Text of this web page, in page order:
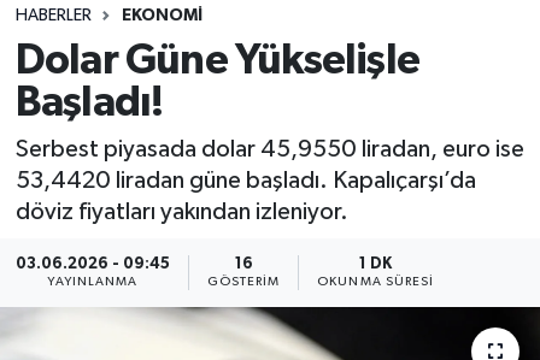
HABERLER EKONOMI
Dolar Güne Yükselişle
Başladı!
Serbest piyasada dolar 45,9550 liradan, euro ise
53,4420 liradan güne başladı. Kapalıçarşı’da
döviz fiyatları yakından izleniyor.
03.06.2026 - 09:45
YAYINLANMA
16
GÖSTERIM
1 DK
OKUNMA SÜRESI
Magazin
Muğla Haber
Siyaset
Muğla Trafik Yoğunluk Haritası
Süper Lig Puan Durumu ve Fikstür
Tüm Manşetler
Son Dakika Haberleri
Haber Arşivi